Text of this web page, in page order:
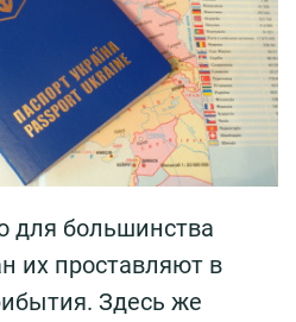
для большинства
их проставляют в
Здесь же